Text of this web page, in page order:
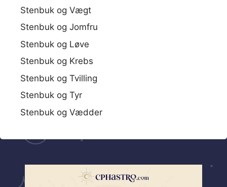
Stenbuk og Vægt
Stenbuk og Jomfru
Stenbuk og Løve
Stenbuk og Krebs
Stenbuk og Tvilling
Stenbuk og Tyr
Stenbuk og Vædder